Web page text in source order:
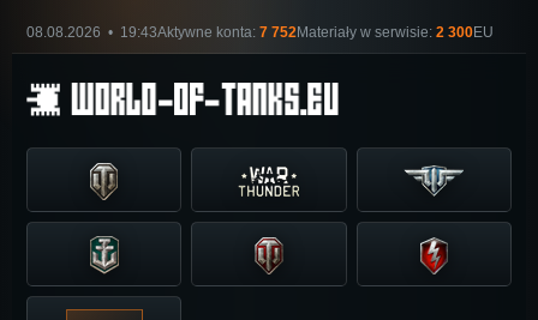
08.08.2026 • 19:43Aktywne konta: 7 752Materiały w serwisie: 2 300EU